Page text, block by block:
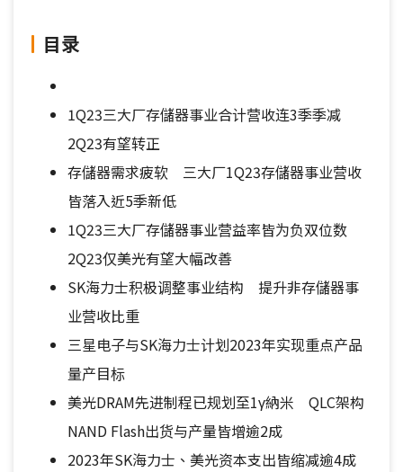
目录
1Q23三大厂存儲器事业合计营收连3季季减
2Q23有望转正
存儲器需求疲软 三大厂1Q23存儲器事业营收
皆落入近5季新低
1Q23三大厂存儲器事业营益率皆为负双位数
2Q23仅美光有望大幅改善
SK海力士积极调整事业结构 提升非存儲器事
业营收比重
三星电子与SK海力士计划2023年实现重点产品
量产目标
美光DRAM先进制程已规划至1γ納米 QLC架构
NAND Flash出货与产量皆增逾2成
2023年SK海力士、美光资本支出皆缩减逾4成